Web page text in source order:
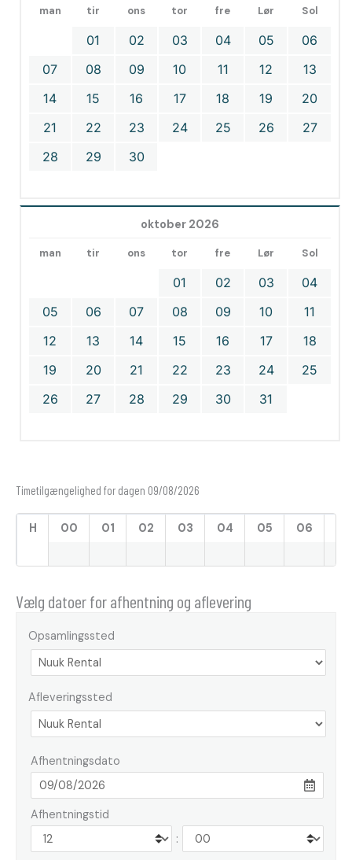
man tir ons tor fre Lør Sol
01 02 03 04 05
06
07
08 09 10 11 12
13
14
15 16 17 18 19
20
21
22 23 24 25 26
27
28
29 30
oktober 2026
man tir ons tor fre Lør Sol
01 02 03
04
05
06 07 08 09 10
11
12
13 14 15 16 17
18
19
20 21 22 23 24
25
26
27 28 29 30 31
Timetilgængelighed for dagen 09/08/2026
H 00 01 02 03 04 05 06
Vælg datoer for afhentning og aflevering
Opsamlingssted
Afleveringssted
Afhentningsdato
Afhentningstid
: